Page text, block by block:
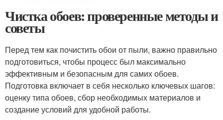
Чистка обоев: проверенные методы и
советы
Перед тем как почистить обои от пыли, важно правильно
подготовиться, чтобы процесс был максимально
эффективным и безопасным для самих обоев.
Подготовка включает в себя несколько ключевых шагов:
оценку типа обоев, сбор необходимых материалов и
создание условий для удобной работы.